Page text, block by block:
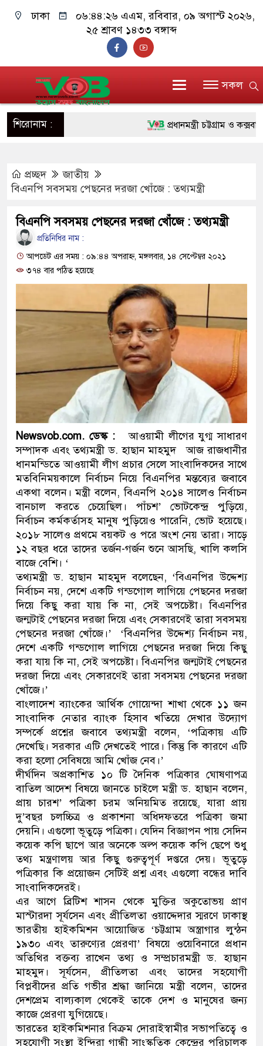
ঢাকা ০৬:৪৪:২৭ এএম, রবিবার, ০৯ অগাস্ট ২০২৬,
২৫ শ্রাবণ ১৪৩৩ বঙ্গাব্দ
সকল
শিরোনাম : প্রধানমন্ত্রী চট্টগ্রাম ও
দাঁড়াবে : ডা. জুবাইদা রহমান
ফ্যাসিবাদবিরোধী আন্দোলনে
মাননীয় প্রধানমন্ত্রী, মন্ত্রীবর্গ ও
সিল-স্বাক্ষর জালিয়াতি চক্রের পাঁচ
উদ্ধার
জনগণ পরিবর্তন চেয়েছে বলেই
প্রধানমন্ত্রী
মিরপুর মডেল থানার অভিযানে
মাদক কারবারি গ্রেফতার
২৮ লাখ টাকার জাল নোটসহ
থানা পুলিশ
যেকোনো সময় বেনজীরের
নেতৃত্ব ও গণতন্ত্রের মূর্তমান
প্রচ্ছদ
জাতীয়
বিএনপি সবসময় পেছনের দরজা খোঁজে : তথ্যমন্ত্রী
বিএনপি সবসময় পেছনের দরজা খোঁজে : তথ্যমন্ত্রী
প্রতিনিধির নাম :
আপডেট এর সময় : ০৯:৪৪ অপরাহ্ন, মঙ্গলবার, ১৪ সেপ্টেম্বর ২০২১
৩৭৪ বার পঠিত হয়েছে
Newsvob.com. ডেস্ক :আওয়ামী লীগের যুগ্ম সাধারণ
সম্পাদক এবং তথ্যমন্ত্রী ড. হাছান মাহমুদ আজ রাজধানীর
ধানমন্ডিতে আওয়ামী লীগ প্রচার সেলে সাংবাদিকদের সাথে
মতবিনিময়কালে নির্বাচন নিয়ে বিএনপির মন্তব্যের জবাবে
একথা বলেন। মন্ত্রী বলেন, বিএনপি ২০১৪ সালেও নির্বাচন
বানচাল করতে চেয়েছিল। পাঁচশ’ ভোটকেন্দ্র পুড়িয়ে,
নির্বাচন কর্মকর্তাসহ মানুষ পুড়িয়েও পারেনি, ভোট হয়েছে।
২০১৮ সালেও প্রথমে বয়কট ও পরে অংশ নেয় তারা। সাড়ে
১২ বছর ধরে তাদের তর্জন-গর্জন শুনে আসছি, খালি কলসি
বাজে বেশি। ‘
তথ্যমন্ত্রী ড. হাছান মাহমুদ বলেছেন, ‘বিএনপির উদ্দেশ্য
নির্বাচন নয়, দেশে একটি গন্ডগোল লাগিয়ে পেছনের দরজা
দিয়ে কিছু করা যায় কি না, সেই অপচেষ্টা। বিএনপির
জন্মটাই পেছনের দরজা দিয়ে এবং সেকারণেই তারা সবসময়
পেছনের দরজা খোঁজে।’ ‘বিএনপির উদ্দেশ্য নির্বাচন নয়,
দেশে একটি গন্ডগোল লাগিয়ে পেছনের দরজা দিয়ে কিছু
করা যায় কি না, সেই অপচেষ্টা। বিএনপির জন্মটাই পেছনের
দরজা দিয়ে এবং সেকারণেই তারা সবসময় পেছনের দরজা
খোঁজে।’
বাংলাদেশ ব্যাংকের আর্থিক গোয়েন্দা শাখা থেকে ১১ জন
সাংবাদিক নেতার ব্যাংক হিসাব খতিয়ে দেখার উদ্যোগ
সম্পর্কে প্রশ্নের জবাবে তথ্যমন্ত্রী বলেন, ‘পত্রিকায় এটি
দেখেছি। সরকার এটি দেখতেই পারে। কিন্তু কি কারণে এটি
করা হলো সেবিষয়ে আমি খোঁজ নেব।’
দীর্ঘদিন অপ্রকাশিত ১০ টি দৈনিক পত্রিকার ঘোষণাপত্র
বাতিল আদেশ বিষয়ে জানতে চাইলে মন্ত্রী ড. হাছান বলেন,
প্রায় চারশ’ পত্রিকা চরম অনিয়মিত রয়েছে, যারা প্রায়
দু’বছর চলচ্চিত্র ও প্রকাশনা অধিদফতরে পত্রিকা জমা
দেয়নি। এগুলো ভূতুড়ে পত্রিকা। যেদিন বিজ্ঞাপন পায় সেদিন
কয়েক কপি ছাপে আর অনেকে অল্প কয়েক কপি ছেপে শুধু
তথ্য মন্ত্রণালয় আর কিছু গুরুত্বপূর্ণ দপ্তরে দেয়। ভূতুড়ে
পত্রিকার কি প্রয়োজন সেটিই প্রশ্ন এবং এগুলো বন্ধের দাবি
সাংবাদিকদেরই।
এর আগে ব্রিটিশ শাসন থেকে মুক্তির অকুতোভয় প্রাণ
মাস্টারদা সূর্যসেন এবং প্রীতিলতা ওয়াদ্দেদার স্মরণে ঢাকাস্থ
ভারতীয় হাইকমিশন আয়োজিত ‘চট্টগ্রাম অস্ত্রাগার লুন্ঠন
১৯৩০ এবং তারুণ্যের প্রেরণা’ বিষয়ে ওয়েবিনারে প্রধান
অতিথির বক্তব্য রাখেন তথ্য ও সম্প্রচারমন্ত্রী ড. হাছান
মাহমুদ। সূর্যসেন, প্রীতিলতা এবং তাদের সহযোগী
বিপ্লবীদের প্রতি গভীর শ্রদ্ধা জানিয়ে মন্ত্রী বলেন, তাদের
দেশপ্রেম বাল্যকাল থেকেই তাকে দেশ ও মানুষের জন্য
কাজে প্রেরণা যুগিয়েছে।
ভারতের হাইকমিশনার বিক্রম দোরাইস্বামীর সভাপতিত্বে ও
সহযোগী সংস্থা ইন্দিরা গান্ধী সাংস্কৃতিক কেন্দ্রের পরিচালক